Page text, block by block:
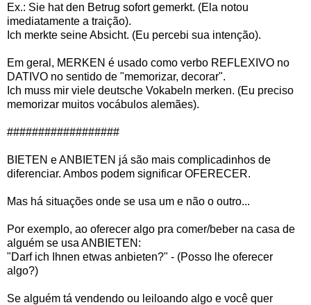
Ex.: Sie hat den Betrug sofort gemerkt. (Ela notou
imediatamente a traição).
Ich merkte seine Absicht. (Eu percebi sua intenção).
Em geral, MERKEN é usado como verbo REFLEXIVO no
DATIVO no sentido de "memorizar, decorar".
Ich muss mir viele deutsche Vokabeln merken. (Eu preciso
memorizar muitos vocábulos alemães).
##################
BIETEN e ANBIETEN já são mais complicadinhos de
diferenciar. Ambos podem significar OFERECER.
Mas há situações onde se usa um e não o outro...
Por exemplo, ao oferecer algo pra comer/beber na casa de
alguém se usa ANBIETEN:
"Darf ich Ihnen etwas anbieten?" - (Posso lhe oferecer
algo?)
Se alguém tá vendendo ou leiloando algo e você quer